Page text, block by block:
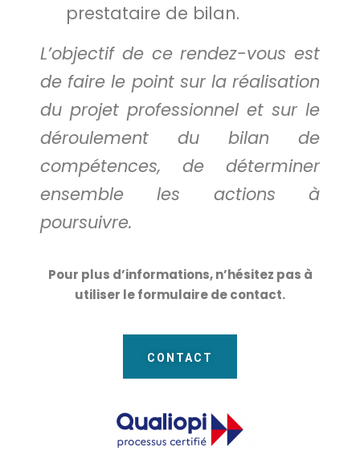
prestataire de bilan.
L’objectif de ce rendez-vous est
de faire le point sur la réalisation
du projet professionnel et sur le
déroulement du bilan de
compétences, de déterminer
ensemble les actions à
poursuivre.
Pour plus d’informations, n’hésitez pas à
utiliser le formulaire de contact.
CONTACT